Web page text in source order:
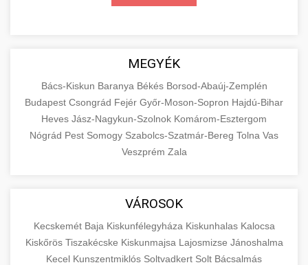
MEGYÉK
Bács-Kiskun Baranya Békés Borsod-Abaúj-Zemplén
Budapest Csongrád Fejér Győr-Moson-Sopron Hajdú-Bihar
Heves Jász-Nagykun-Szolnok Komárom-Esztergom
Nógrád Pest Somogy Szabolcs-Szatmár-Bereg Tolna Vas
Veszprém Zala
VÁROSOK
Kecskemét Baja Kiskunfélegyháza Kiskunhalas Kalocsa
Kiskőrös Tiszakécske Kiskunmajsa Lajosmizse Jánoshalma
Kecel Kunszentmiklós Soltvadkert Solt Bácsalmás